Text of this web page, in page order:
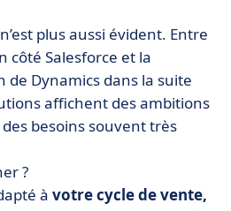
vs Salesforce : comparez les
: quelle interface est la plus
: comparez les intégrations
plus aussi évident. Entre
côté Salesforce et la
de Dynamics dans la suite
affichent des ambitions
besoins souvent très
?
à votre cycle de vente,